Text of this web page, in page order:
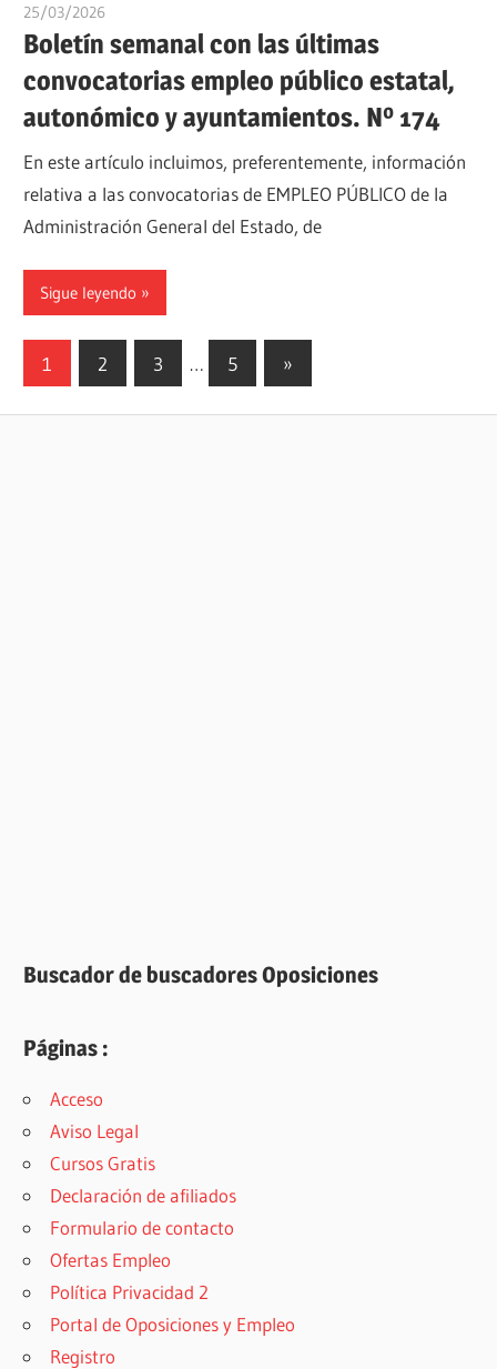
25/03/2026
Boletín semanal con las últimas
convocatorias empleo público estatal,
autonómico y ayuntamientos. Nº 174
En este artículo incluimos, preferentemente, información
relativa a las convocatorias de EMPLEO PÚBLICO de la
Administración General del Estado, de
Sigue leyendo
Paginación
1 2 3 … 5
Siguientes
entradas
»
Buscador de buscadores Oposiciones
Páginas :
Acceso
Aviso Legal
Cursos Gratis
Declaración de afiliados
Formulario de contacto
Ofertas Empleo
Política Privacidad 2
Portal de Oposiciones y Empleo
Registro